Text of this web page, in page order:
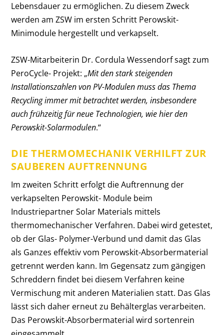
Lebensdauer zu ermöglichen. Zu diesem Zweck
werden am ZSW im ersten Schritt Perowskit-
Minimodule hergestellt und verkapselt.
ZSW-Mitarbeiterin Dr. Cordula Wessendorf sagt zum
PeroCycle- Projekt: „Mit den stark steigenden
Installationszahlen von PV-Modulen muss das Thema
Recycling immer mit betrachtet werden, insbesondere
auch frühzeitig für neue Technologien, wie hier den
Perowskit-Solarmodulen.“
DIE THERMOMECHANIK VERHILFT ZUR
SAUBEREN AUFTRENNUNG
Im zweiten Schritt erfolgt die Auftrennung der
verkapselten Perowskit- Module beim
Industriepartner Solar Materials mittels
thermomechanischer Verfahren. Dabei wird getestet,
ob der Glas- Polymer-Verbund und damit das Glas
als Ganzes effektiv vom Perowskit-Absorbermaterial
getrennt werden kann. Im Gegensatz zum gängigen
Schreddern findet bei diesem Verfahren keine
Vermischung mit anderen Materialien statt. Das Glas
lässt sich daher erneut zu Behälterglas verarbeiten.
Das Perowskit-Absorbermaterial wird sortenrein